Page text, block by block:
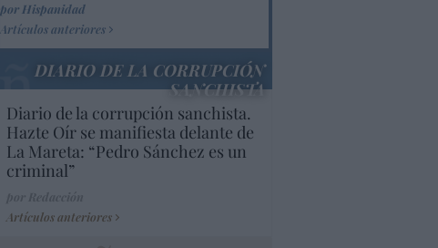
por Hispanidad
Artículos anteriores
DIARIO DE LA CORRUPCIÓN
SANCHISTA
Diario de la corrupción sanchista.
Hazte Oír se manifiesta delante de
La Mareta: “Pedro Sánchez es un
criminal”
Artículos anteriores